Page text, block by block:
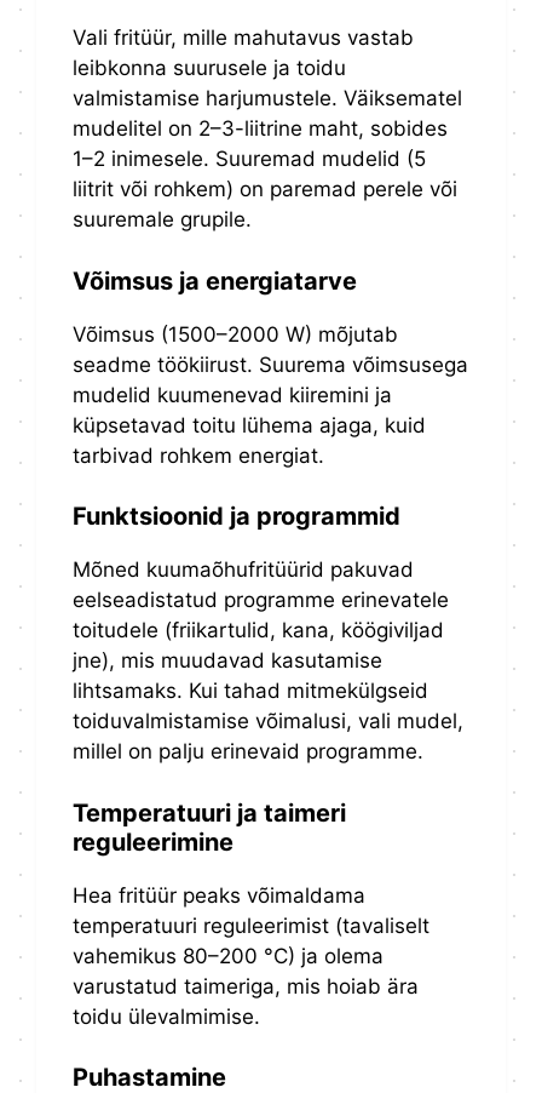
Vali fritüür, mille mahutavus vastab
leibkonna suurusele ja toidu
valmistamise harjumustele. Väiksematel
mudelitel on 2–3-liitrine maht, sobides
1–2 inimesele. Suuremad mudelid (5
liitrit või rohkem) on paremad perele või
suuremale grupile.
Võimsus ja energiatarve
Võimsus (1500–2000 W) mõjutab
seadme töökiirust. Suurema võimsusega
mudelid kuumenevad kiiremini ja
küpsetavad toitu lühema ajaga, kuid
tarbivad rohkem energiat.
Funktsioonid ja programmid
Mõned kuumaõhufritüürid pakuvad
eelseadistatud programme erinevatele
toitudele (friikartulid, kana, köögiviljad
jne), mis muudavad kasutamise
lihtsamaks. Kui tahad mitmekülgseid
toiduvalmistamise võimalusi, vali mudel,
millel on palju erinevaid programme.
Temperatuuri ja taimeri
reguleerimine
Hea fritüür peaks võimaldama
temperatuuri reguleerimist (tavaliselt
vahemikus 80–200 °C) ja olema
varustatud taimeriga, mis hoiab ära
toidu ülevalmimise.
Puhastamine